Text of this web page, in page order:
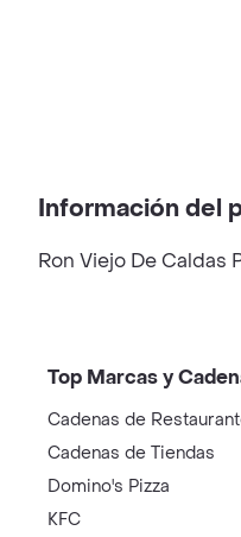
Información del
Ron Viejo De Caldas
Top Marcas y
Cadenas de
Cadenas de Tiendas
Domino's Pizza
KFC